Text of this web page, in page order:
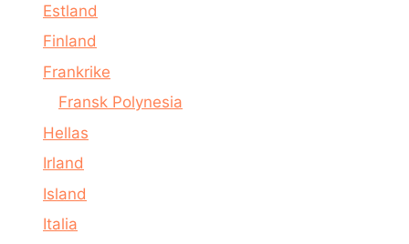
Estland
Finland
Frankrike
Fransk Polynesia
Hellas
Irland
Island
Italia